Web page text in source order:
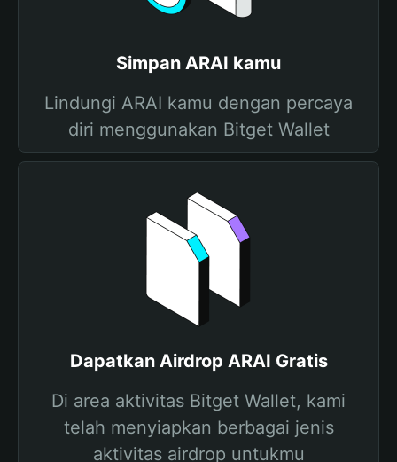
Simpan ARAI kamu
Lindungi ARAI kamu dengan percaya
diri menggunakan Bitget Wallet
Dapatkan Airdrop ARAI Gratis
Di area aktivitas Bitget Wallet, kami
telah menyiapkan berbagai jenis
aktivitas airdrop untukmu